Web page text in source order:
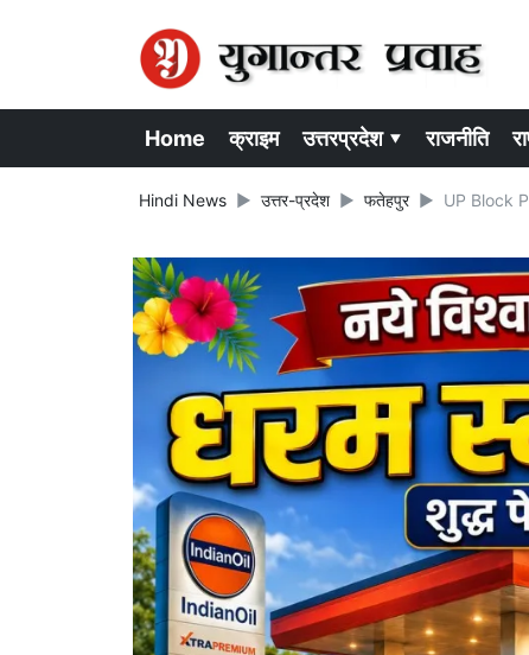
Home क्राइम उत्तरप्रदेश ▾ राजनीति
Hindi News उत्तर-प्रदेश फतेहपुर UP Block